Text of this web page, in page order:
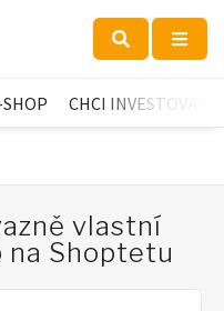
CHCI INVESTOVAT
vlastní
Shoptetu